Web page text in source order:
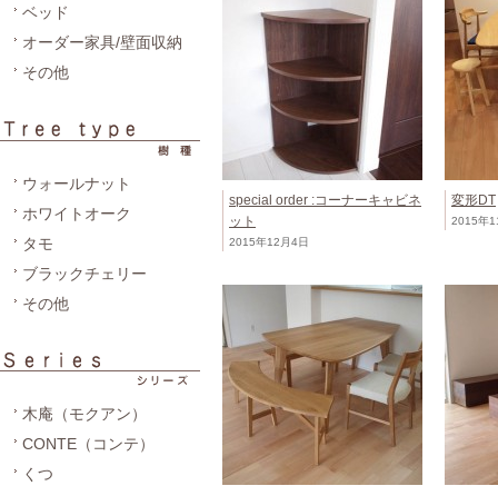
ベッド
オーダー家具/壁面収納
その他
ウォールナット
ホワイトオーク
タモ
ブラックチェリー
その他
木庵（モクアン）
CONTE（コンテ）
くつ
special order :コーナーキャビネ
ット
2015年12月4日
変形DT
2015年